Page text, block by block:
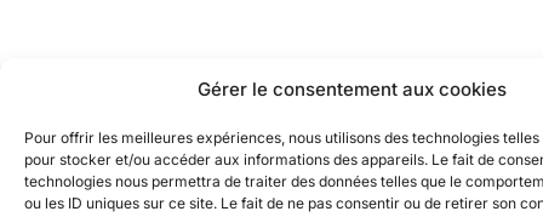
Gérer le consentement aux cookies
Pour offrir les meilleures expériences, nous utilisons des technologies
pour stocker et/ou accéder aux informations des appareils. Le fait de
technologies nous permettra de traiter des données telles que le
ou les ID uniques sur ce site. Le fait de ne pas consentir ou de retirer son